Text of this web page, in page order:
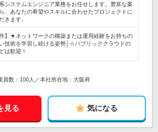
システムエンジニア業務をお任せします。豊富な案
、あなたの希望やスキルに合わせたプロジェクトに
きます。
件】▼ネットワークの構築または運用経験をお持ちの
技術を学習し続ける姿勢│☆パブリッククラウドの
は歓迎！
員数：100人／本社所在地：大阪府
見る 気になる